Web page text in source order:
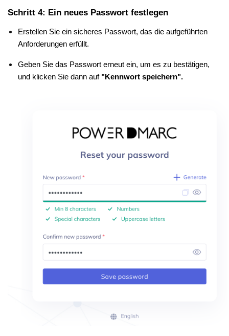
Schritt 4: Ein neues Passwort festlegen
Erstellen Sie ein sicheres Passwort, das die aufgeführten
Anforderungen erfüllt.
Geben Sie das Passwort erneut ein, um es zu bestätigen,
und klicken Sie dann auf "Kennwort speichern".